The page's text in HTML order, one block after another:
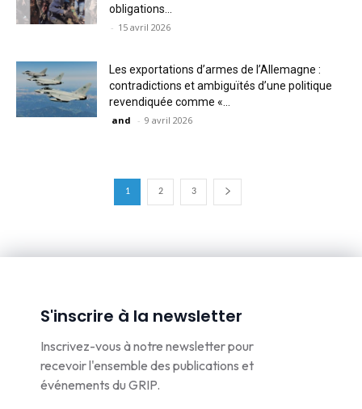
obligations...
- 15 avril 2026
Les exportations d’armes de l’Allemagne :
contradictions et ambiguïtés d’une politique
revendiquée comme «...
and - 9 avril 2026
1 2 3
S'inscrire à la newsletter
Inscrivez-vous à notre newsletter pour
recevoir l'ensemble des publications et
événements du GRIP.